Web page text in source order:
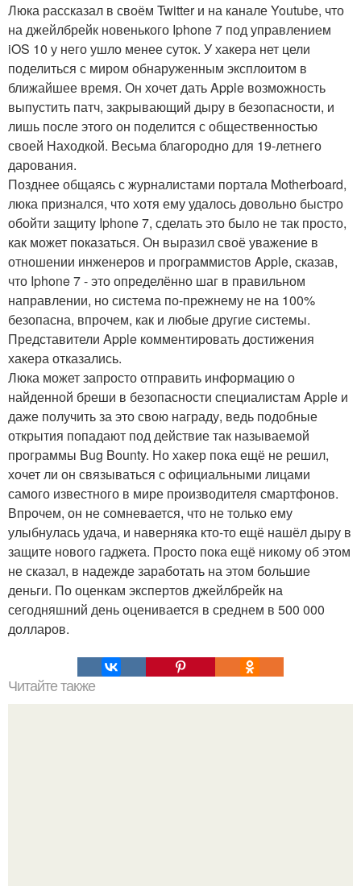
Люка рассказал в своём Twitter и на канале Youtube, что
на джейлбрейк новенького Iphone 7 под управлением
iOS 10 у него ушло менее суток. У хакера нет цели
поделиться с миром обнаруженным эксплоитом в
ближайшее время. Он хочет дать Apple возможность
выпустить патч, закрывающий дыру в безопасности, и
лишь после этого он поделится с общественностью
своей Находкой. Весьма благородно для 19-летнего
дарования.
Позднее общаясь с журналистами портала Motherboard,
люка признался, что хотя ему удалось довольно быстро
обойти защиту Iphone 7, сделать это было не так просто,
как может показаться. Он выразил своё уважение в
отношении инженеров и программистов Apple, сказав,
что Iphone 7 - это определённо шаг в правильном
направлении, но система по-прежнему не на 100%
безопасна, впрочем, как и любые другие системы.
Представители Apple комментировать достижения
хакера отказались.
Люка может запросто отправить информацию о
найденной бреши в безопасности специалистам Apple и
даже получить за это свою награду, ведь подобные
открытия попадают под действие так называемой
программы Bug Bounty. Но хакер пока ещё не решил,
хочет ли он связываться с официальными лицами
самого известного в мире производителя смартфонов.
Впрочем, он не сомневается, что не только ему
улыбнулась удача, и наверняка кто-то ещё нашёл дыру в
защите нового гаджета. Просто пока ещё никому об этом
не сказал, в надежде заработать на этом большие
деньги. По оценкам экспертов джейлбрейк на
сегодняшний день оценивается в среднем в 500 000
долларов.
Читайте также